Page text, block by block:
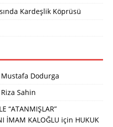
Kardeşlik Köprüsü
Mustafa Dodurga
Riza Sahin
“ATANMIŞLAR”
İMAM KALOĞLU için HUKUK